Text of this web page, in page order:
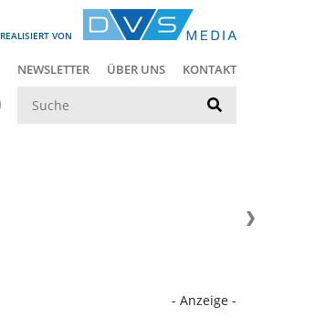
REALISIERT VON
NEWSLETTER ÜBER UNS KONTAKT
- Anzeige -